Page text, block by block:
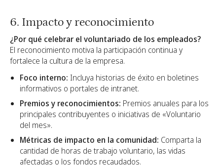
6. Impacto y reconocimiento
¿Por qué celebrar el voluntariado de los empleados?
El reconocimiento motiva la participación continua y
fortalece la cultura de la empresa.
Foco interno: Incluya historias de éxito en boletines
informativos o portales de intranet.
Premios y reconocimientos: Premios anuales para los
principales contribuyentes o iniciativas de «Voluntario
del mes».
Métricas de impacto en la comunidad: Comparta la
cantidad de horas de trabajo voluntario, las vidas
afectadas o los fondos recaudados.